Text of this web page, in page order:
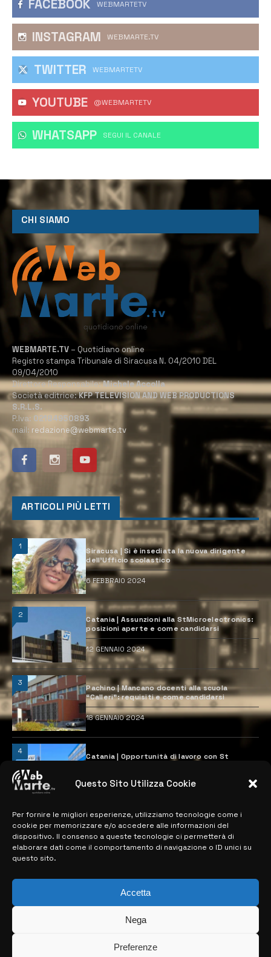
Questo Sito Utilizza Cookie
Per fornire le migliori esperienze, utilizziamo tecnologie come i
cookie per memorizzare e/o accedere alle informazioni del
dispositivo. Il consenso a queste tecnologie ci permetterà di
elaborare dati come il comportamento di navigazione o ID unici su
questo sito.
Accetta
Nega
Preferenze
FACEBOOK WEBMARTETV
INSTAGRAM WEBMARTE.TV
TWITTER WEBMARTETV
YOUTUBE @WEBMARTETV
WHATSAPP ‎SEGUI IL CANALE
CHI SIAMO
WEBMARTE.TV – Quotidiano online
Registro stampa Tribunale di Siracusa N. 04/2010 DEL
09/04/2010
Direttore Responsabile:Michele Accolla
Società editrice:KFP TELEVISION AND WEB PRODUCTIONS
S.R.L.S.
P.Iva: 02184950893
mail: redazione@webmarte.tv
ARTICOLI PIÙ LETTI
1
Siracusa | Si è insediata la nuova dirigente
dell’Ufficio scolastico
6 FEBBRAIO 2024
2
Catania | Assunzioni alla StMicroelectronics:
posizioni aperte e come candidarsi
12 GENNAIO 2024
3
Pachino | Mancano docenti alla scuola
“Calleri”: requisiti e come candidarsi
18 GENNAIO 2024
4
Catania | Opportunità di lavoro con St
28 MARZO 2024
MAPPA DEL SITO
> NOTIZIE
> CONTATTI